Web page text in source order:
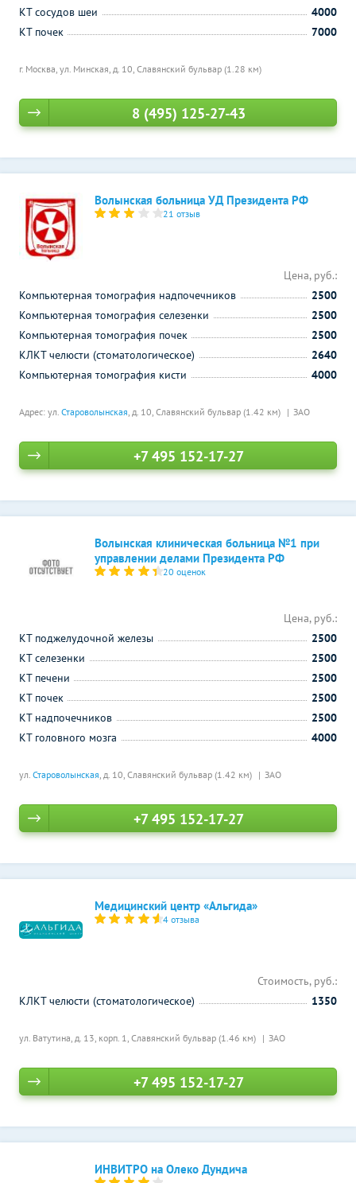
г. Москва, ул. Минская, д. 10, Славянский бульвар (1.28 км)
КТ сосудов шеи
4000
КТ почек
7000
8 (495) 125-27-43
Волынская больница УД Президента РФ
21 отзыв
Адрес: ул. Староволынская, д. 10, Славянский бульвар (1.42 км) ЗАО
Цена, руб.:
Компьютерная томография надпочечников
2500
Компьютерная томография селезенки
2500
Компьютерная томография почек
2500
КЛКТ челюсти (стоматологическое)
2640
Компьютерная томография кисти
4000
+7 495 152-17-27
Волынская клиническая больница №1 при
управлении делами Президента РФ
20 оценок
ул. Староволынская, д. 10, Славянский бульвар (1.42 км) ЗАО
Цена, руб.:
КТ поджелудочной железы
2500
КТ селезенки
2500
КТ печени
2500
КТ почек
2500
КТ надпочечников
2500
КТ головного мозга
4000
+7 495 152-17-27
Медицинский центр «Альгида»
4 отзыва
ул. Ватутина, д. 13, корп. 1, Славянский бульвар (1.46 км) ЗАО
Стоимость, руб.:
КЛКТ челюсти (стоматологическое)
1350
+7 495 152-17-27
ИНВИТРО на Олеко Дундича